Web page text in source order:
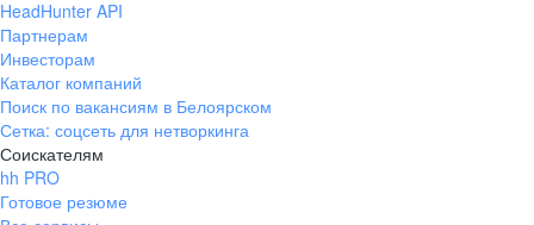
HeadHunter API
Партнерам
Инвесторам
Каталог компаний
Поиск по вакансиям в Белоярском
Сетка: соцсеть для нетворкинга
Соискателям
hh PRO
Готовое резюме